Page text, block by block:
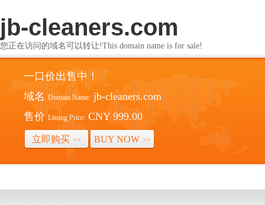
jb-cleaners.com
您正在访问的域名可以转让!This domain name is for sale!
一口价出售中！
域名 Domain Name: jb-cleaners.com
售价 Listing Price: CNY 999.00
立即购买 >> BUY NOW >>